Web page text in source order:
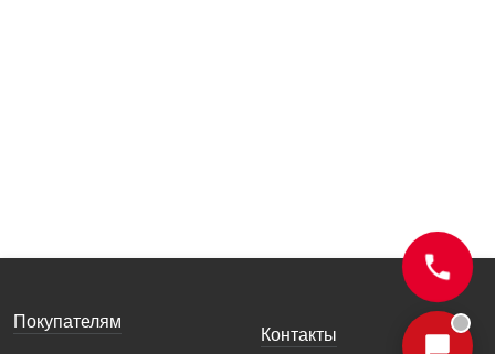
Покупателям
Контакты